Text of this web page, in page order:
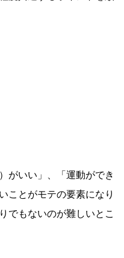
がいい」、「運動ができ
ことがモテの要素になり
でもないのが難しいとこ